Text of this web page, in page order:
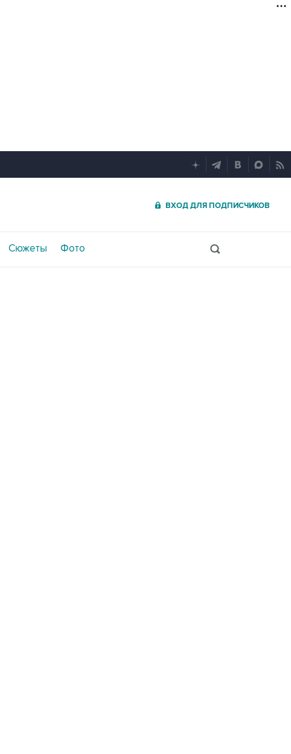
ВХОД ДЛЯ ПОДПИСЧИКОВ
Сюжеты Фото